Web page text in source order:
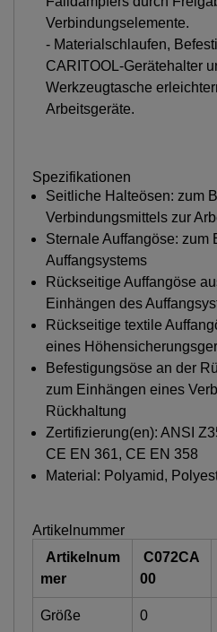
Verbindungselemente.
- Materialschlaufen,
CARITOOL-Gerätehalter
Werkzeugtasche
Arbeitsgeräte.
Spezifikationen
Seitliche Halteösen: zum
Verbindungsmittels zur
Sternale Auffangöse: zum
Auffangsystems
Rückseitige Auffangöse
Einhängen des
Rückseitige textile
eines
Befestigungsöse an der
zum Einhängen eines
Rückhaltung
Zertifizierung(en): ANSI
CE EN 361, CE EN 358
Material: Polyamid,
Artikelnummer
Artikelnum
mer
C072CA
00
Größe 0